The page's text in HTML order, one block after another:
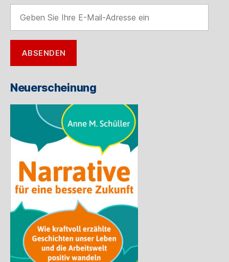
Sie
Ihre
E-
Mail-
Adresse
ABSENDEN
Neuerscheinung